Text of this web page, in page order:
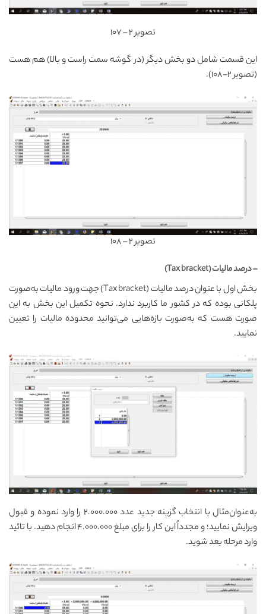
تصویر ۲ – ۱۰۷
این قسمت شامل دو بخش دیگر (در گوشه سمت راست و بالا) هم هست
(تصویر ۲-۱۰۸).
تصویر ۲ – ۱۰۸
– درصد مالیات (Tax bracket)
بخش اول با عنوان درصد مالیات (Tax bracket) جهت ورود مالیات به‌صورت
پلکانی بوده که در کشور ما کاربرد ندارد. نحوه تکمیل این بخش به این
صورت هست که به‌صورت بازه‌هایی می‌توانید محدوده مالیات را تعیین
نمایید.
به‌عنوان‌مثال با انتخاب گزینه جدید عدد ۲.۰۰۰.۰۰۰ را وارد نموده و قبول
ویرایش نمایید؛ و مجدداً این کار را برای مبلغ ۴.۰۰۰.۰۰۰ انجام دهید. با تائید
وارد مرحله بعد شوید.